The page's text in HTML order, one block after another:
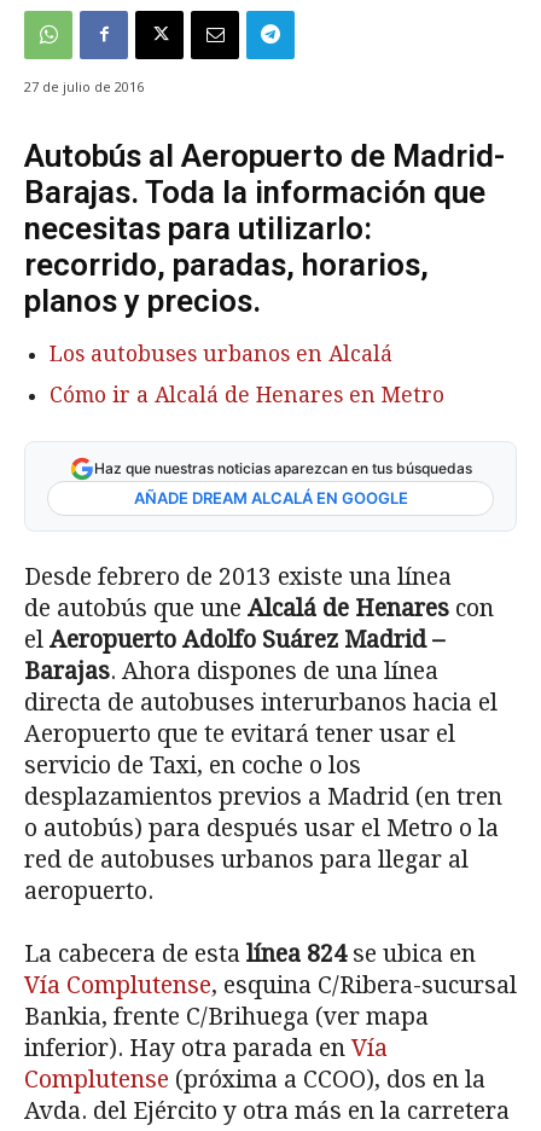
27 de julio de 2016
Autobús al Aeropuerto de Madrid-
Barajas. Toda la información que
necesitas para utilizarlo:
recorrido, paradas, horarios,
planos y precios.
Los autobuses urbanos en Alcalá
Cómo ir a Alcalá de Henares en Metro
Haz que nuestras noticias aparezcan en tus búsquedas
AÑADE DREAM ALCALÁ EN GOOGLE
Desde febrero de 2013 existe una línea
de autobús que une Alcalá de Henares con
el Aeropuerto Adolfo Suárez Madrid –
Barajas. Ahora dispones de una línea
directa de autobuses interurbanos hacia el
Aeropuerto que te evitará tener usar el
servicio de Taxi, en coche o los
desplazamientos previos a Madrid (en tren
o autobús) para después usar el Metro o la
red de autobuses urbanos para llegar al
aeropuerto.
La cabecera de esta línea 824se ubica en
Vía Complutense, esquina C/Ribera-sucursal
Bankia, frente C/Brihuega (ver mapa
inferior). Hay otra parada enVía
Complutense (próxima a CCOO), dos en la
Avda. del Ejército y otra más en la carretera